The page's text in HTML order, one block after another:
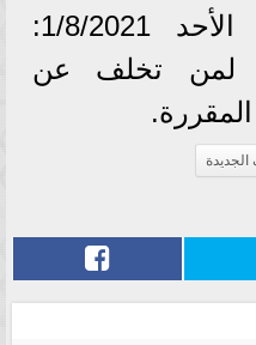
تخصيص الأيام من الأحد 1/8/2021:
5/8/2021، لمن تخلف عن